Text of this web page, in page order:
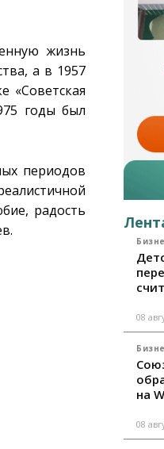
жизнь
а в 1957
«Советская
годы был
периодов
радость
08
на
08